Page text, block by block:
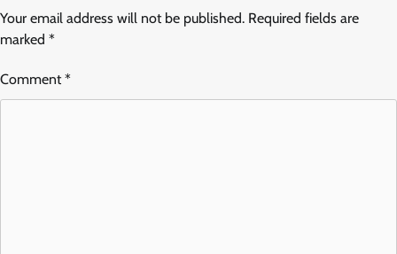
Your email address will not be published. Required fields are
marked *
Comment*